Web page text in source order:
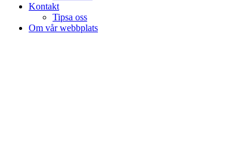
Kontakt
Tipsa oss
Om vår webbplats